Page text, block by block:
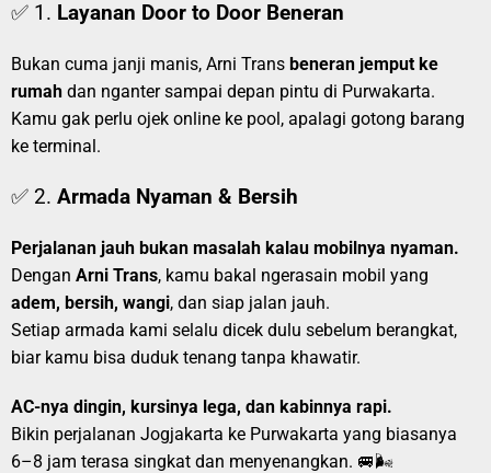
✅ 1. Layanan Door to Door Beneran
Bukan cuma janji manis, Arni Trans beneran jemput ke
rumah dan nganter sampai depan pintu di Purwakarta.
Kamu gak perlu ojek online ke pool, apalagi gotong barang
ke terminal.
✅ 2. Armada Nyaman & Bersih
Perjalanan jauh bukan masalah kalau mobilnya nyaman.
Dengan Arni Trans, kamu bakal ngerasain mobil yang
adem, bersih, wangi, dan siap jalan jauh.
Setiap armada kami selalu dicek dulu sebelum berangkat,
biar kamu bisa duduk tenang tanpa khawatir.
AC-nya dingin, kursinya lega, dan kabinnya rapi.
Bikin perjalanan Jogjakarta ke Purwakarta yang biasanya
6–8 jam terasa singkat dan menyenangkan. 🚐🌬️